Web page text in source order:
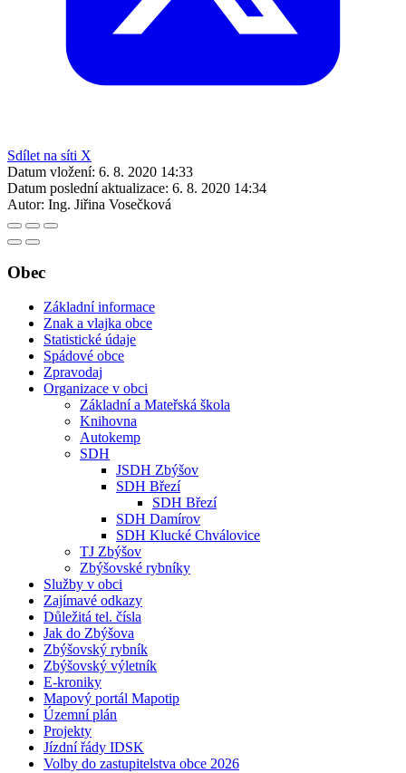
Sdílet na síti X
Datum vložení: 6. 8. 2020 14:33
Datum poslední aktualizace: 6. 8. 2020 14:34
Autor: Ing. Jiřina Vosečková
Obec
Základní informace
Znak a vlajka obce
Statistické údaje
Spádové obce
Zpravodaj
Organizace v obci
Základní a Mateřská škola
Knihovna
Autokemp
SDH
JSDH Zbýšov
SDH Březí
SDH Březí
SDH Damírov
SDH Klucké Chválovice
TJ Zbýšov
Zbýšovské rybníky
Služby v obci
Zajímavé odkazy
Důležitá tel. čísla
Jak do Zbýšova
Zbýšovský rybník
Zbýšovský výletník
E-kroniky
Mapový portál Mapotip
Územní plán
Projekty
Jízdní řády IDSK
Volby do zastupitelstva obce 2026